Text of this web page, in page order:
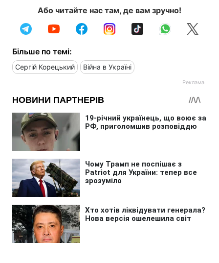
Або читайте нас там, де вам зручно!
Більше по темі:
Сергій Корецький Війна в Україні